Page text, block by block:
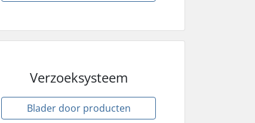
Verzoeksysteem
Blader door producten